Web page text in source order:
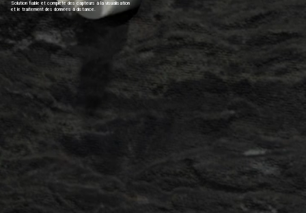
Solution fiable et complète des capteurs à la visualisation
et le traitement des données à distance.